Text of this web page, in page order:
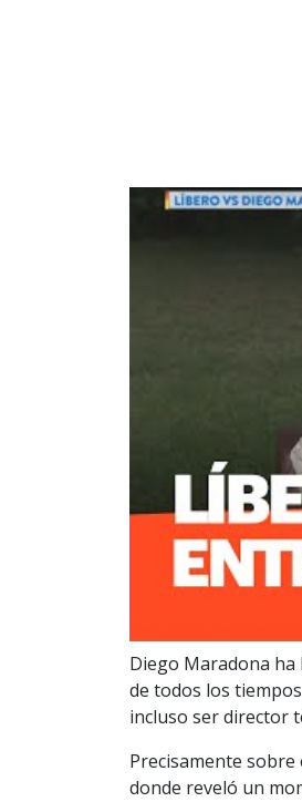
Diego Maradona ha
de todos los
incluso ser director
Precisamente
donde reveló un